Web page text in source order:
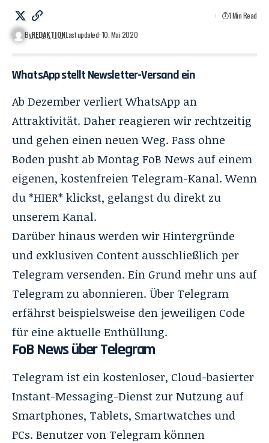
ByREDAKTIONLast updated: 10. Mai 2020
1 Min Read
WhatsApp stellt Newsletter-Versand ein
Ab Dezember verliert WhatsApp an
Attraktivität. Daher reagieren wir rechtzeitig
und gehen einen neuen Weg. Fass ohne
Boden pusht ab Montag FoB News auf einem
eigenen, kostenfreien Telegram-Kanal. Wenn
du *HIER* klickst, gelangst du direkt zu
unserem Kanal.
Darüber hinaus werden wir Hintergründe
und exklusiven Content ausschließlich per
Telegram versenden. Ein Grund mehr uns auf
Telegram zu abonnieren. Über Telegram
erfährst beispielsweise den jeweiligen Code
für eine aktuelle Enthüllung.
FoB News über Telegram
Telegram ist ein kostenloser, Cloud-basierter
Instant-Messaging-Dienst zur Nutzung auf
Smartphones, Tablets, Smartwatches und
PCs. Benutzer von Telegram können